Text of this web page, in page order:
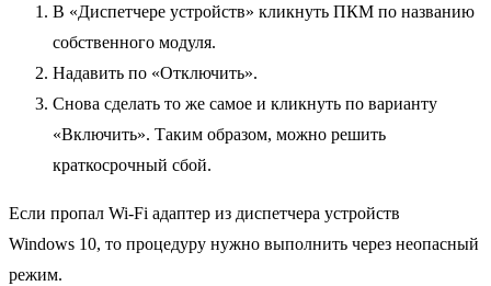
В «Диспетчере устройств» кликнуть ПКМ по названию
собственного модуля.
Надавить по «Отключить».
Снова сделать то же самое и кликнуть по варианту
«Включить». Таким образом, можно решить
краткосрочный сбой.
Если пропал Wi-Fi адаптер из диспетчера устройств
Windows 10, то процедуру нужно выполнить через неопасный
режим.